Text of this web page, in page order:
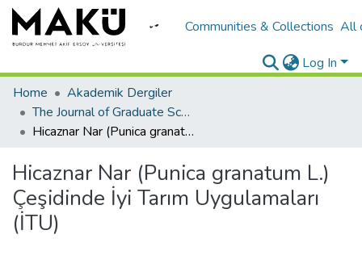
Communities & Collections All
Log In
Home
Akademik Dergiler
The Journal of Graduate School of Natural and Applied Sciences of Mehmet Akif Ersoy University
Hicaznar Nar (Punica granatum L.) Çeşidinde İyi Tarım Uygulamaları (İTU)
Hicaznar Nar (Punica granatum L.)
Çeşidinde İyi Tarım Uygulamaları
(İTU)